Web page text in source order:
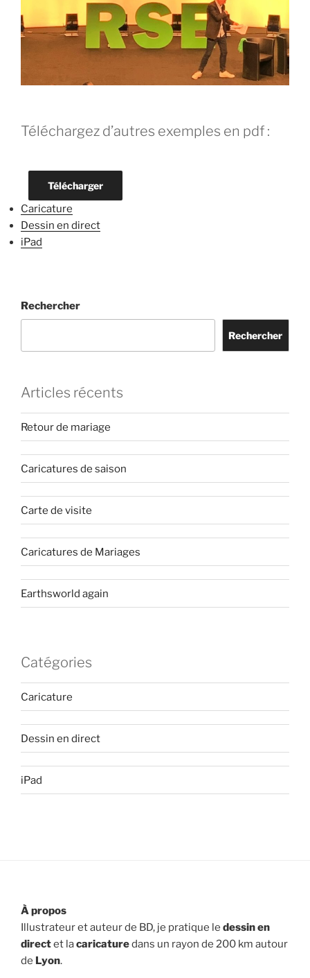
Téléchargez d’autres exemples en pdf :
Télécharger
Caricature
Dessin en direct
iPad
Rechercher
Rechercher
Articles récents
Retour de mariage
Caricatures de saison
Carte de visite
Caricatures de Mariages
Earthsworld again
Catégories
Caricature
Dessin en direct
iPad
À propos
Illustrateur et auteur de BD, je pratique le dessin en
directet lacaricaturedans un rayon de 200 km autour
de Lyon.